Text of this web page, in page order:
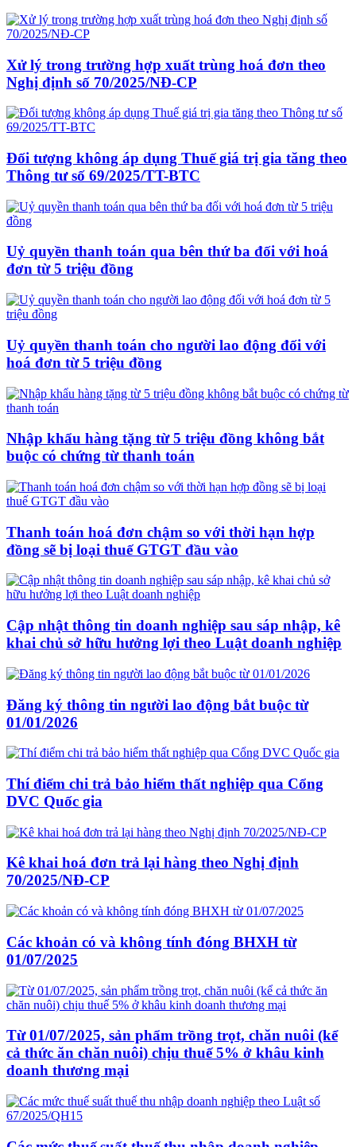
Xử lý trong trường hợp xuất trùng hoá đơn theo
Nghị định số 70/2025/NĐ-CP
Đối tượng không áp dụng Thuế giá trị gia tăng theo
Thông tư số 69/2025/TT-BTC
Uỷ quyền thanh toán qua bên thứ ba đối với hoá
đơn từ 5 triệu đồng
Uỷ quyền thanh toán cho người lao động đối với
hoá đơn từ 5 triệu đồng
Nhập khẩu hàng tặng từ 5 triệu đồng không bắt
buộc có chứng từ thanh toán
Thanh toán hoá đơn chậm so với thời hạn hợp
đồng sẽ bị loại thuế GTGT đầu vào
Cập nhật thông tin doanh nghiệp sau sáp nhập, kê
khai chủ sở hữu hưởng lợi theo Luật doanh nghiệp
Đăng ký thông tin người lao động bắt buộc từ
01/01/2026
Thí điểm chi trả bảo hiểm thất nghiệp qua Cổng
DVC Quốc gia
Kê khai hoá đơn trả lại hàng theo Nghị định
70/2025/NĐ-CP
Các khoản có và không tính đóng BHXH từ
01/07/2025
Từ 01/07/2025, sản phẩm trồng trọt, chăn nuôi (kể
cả thức ăn chăn nuôi) chịu thuế 5% ở khâu kinh
doanh thương mại